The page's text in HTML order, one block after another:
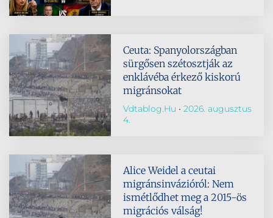
Ceuta: Spanyolországban
sürgősen szétosztják az
enklávéba érkező kiskorú
migránsokat
Vdtablog.hu
2026. augusztus
4.
Alice Weidel a ceutai
migránsinvázióról: Nem
ismétlődhet meg a 2015-ös
migrációs válság!